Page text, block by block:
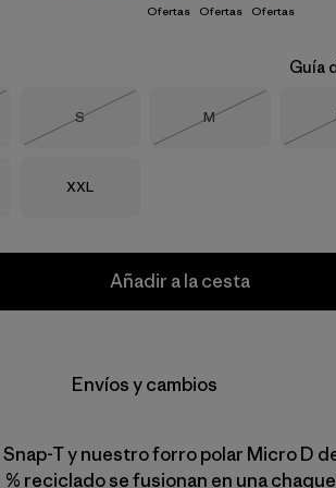
Ofertas Ofertas Ofertas
Guía
Talla
S
Talla
M
Talla
XXL
Añadir a la cesta
Envíos y cambios
T y nuestro forro polar Micro D
reciclado se fusionan en una